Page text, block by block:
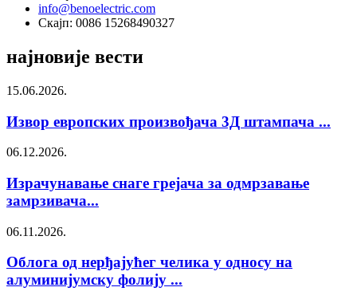
info@benoelectric.com
Скајп: 0086 15268490327
најновије вести
15.06.2026.
Извор европских произвођача 3Д штампача ...
06.12.2026.
Израчунавање снаге грејача за одмрзавање
замрзивача...
06.11.2026.
Облога од нерђајућег челика у односу на
алуминијумску фолију ...